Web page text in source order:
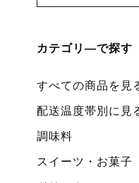
カテゴリ―で探す
すべての商品を見
配送温度帯別に見
調味料
スイーツ・お菓子